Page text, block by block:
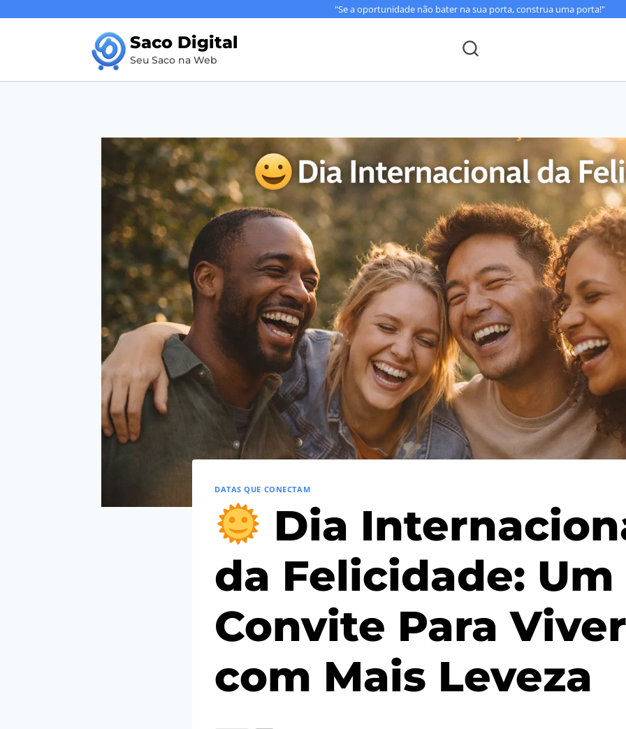
Conteúdo
"Se a oportunidade não bater na sua porta, construa uma porta!"
Saco Digital
Seu Saco na Web
DATAS QUE CONECTAM
Dia
da Felicidade: Um
Convite Para Viver
com Mais Leveza